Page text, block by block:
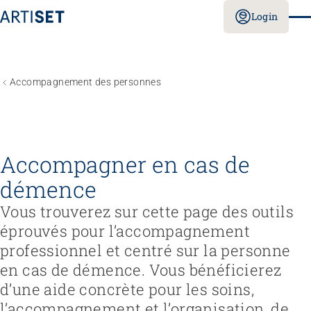
Login
Accompagnement des personnes
Accompagner en cas de
démence
Vous trouverez sur cette page des outils
éprouvés pour l’accompagnement
professionnel et centré sur la personne
en cas de démence. Vous bénéficierez
d’une aide concrète pour les soins,